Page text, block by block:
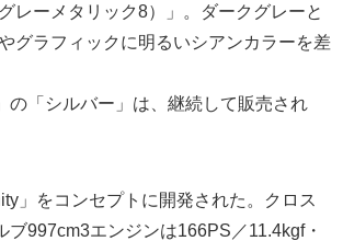
レーメタリック8）」。ダークグレーと
グラフィックに明るいシアンカラーを差
の「シルバー」は、継続して販売され
」をコンセプトに開発された。クロス
997cm3エンジンは166PS／11.4kgf・